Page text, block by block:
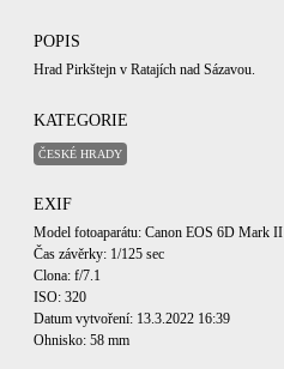
POPIS
Hrad Pirkštejn v Ratajích nad Sázavou.
KATEGORIE
ČESKÉ HRADY
EXIF
Model fotoaparátu: Canon EOS 6D Mark II
Čas závěrky: 1/125 sec
Clona: f/7.1
ISO: 320
Datum vytvoření: 13.3.2022 16:39
Ohnisko: 58 mm